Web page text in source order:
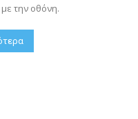
την οθόνη.